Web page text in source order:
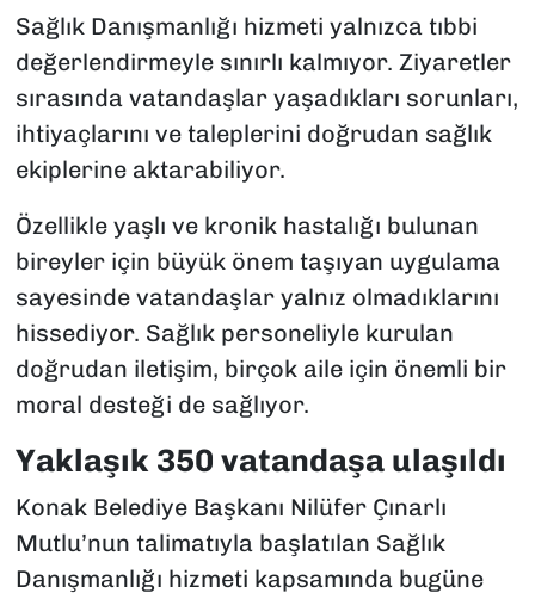
Sağlık Danışmanlığı hizmeti yalnızca tıbbi
değerlendirmeyle sınırlı kalmıyor. Ziyaretler
sırasında vatandaşlar yaşadıkları sorunları,
ihtiyaçlarını ve taleplerini doğrudan sağlık
ekiplerine aktarabiliyor.
Özellikle yaşlı ve kronik hastalığı bulunan
bireyler için büyük önem taşıyan uygulama
sayesinde vatandaşlar yalnız olmadıklarını
hissediyor. Sağlık personeliyle kurulan
doğrudan iletişim, birçok aile için önemli bir
moral desteği de sağlıyor.
Yaklaşık 350 vatandaşa ulaşıldı
Konak Belediye Başkanı Nilüfer Çınarlı
Mutlu’nun talimatıyla başlatılan Sağlık
Danışmanlığı hizmeti kapsamında bugüne